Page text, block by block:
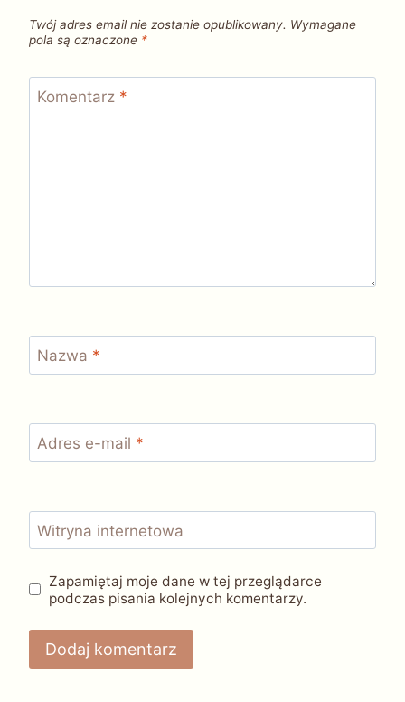
Twój adres email nie zostanie opublikowany. Wymagane
pola są oznaczone *
Komentarz *
Nazwa *
Adres e-mail *
Witryna internetowa
Zapamiętaj moje dane w tej przeglądarce
podczas pisania kolejnych komentarzy.